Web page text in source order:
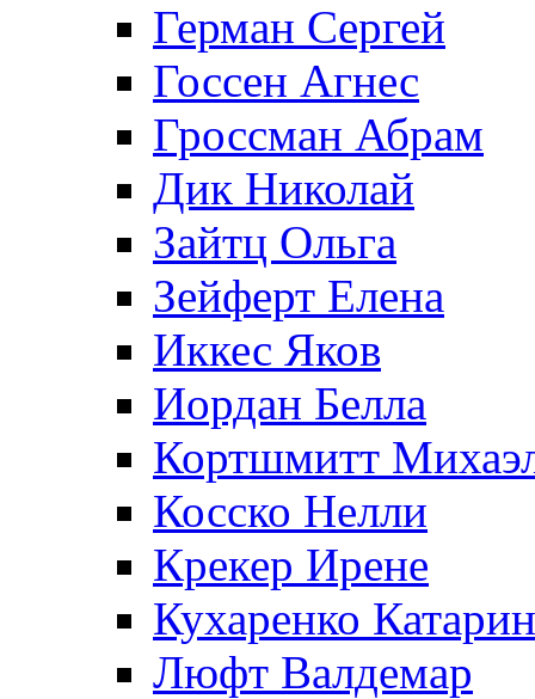
Герман Сергей
Госсен Агнес
Гроссман Абрам
Дик Николай
Зайтц Ольга
Зейферт Елена
Иккес Яков
Иордан Белла
Кортшмитт
Косско Нелли
Крекер Ирене
Кухаренко
Люфт Валдемaр